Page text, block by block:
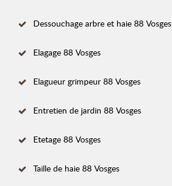
Dessouchage arbre et haie 88 Vosges
Elagage 88 Vosges
Elagueur grimpeur 88 Vosges
Entretien de jardin 88 Vosges
Etetage 88 Vosges
Taille de haie 88 Vosges